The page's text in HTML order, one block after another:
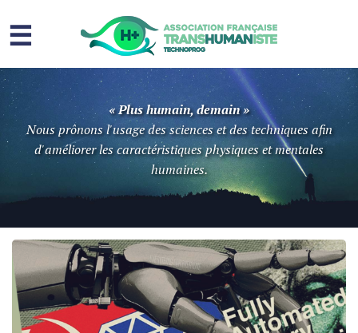
☰
Homme augmenté
Immortalité ?
Question sociale
Risques
Contact
« Plus humain, demain »
Nous prônons l'usage des sciences et des techniques afin
d'améliorer les caractéristiques physiques et mentales
humaines.